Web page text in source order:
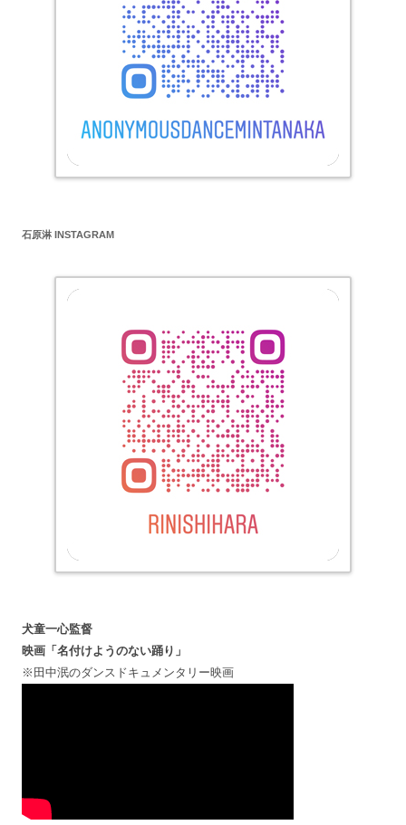
石原淋 INSTAGRAM
犬童一心監督
映画「名付けようのない踊り」
※田中泯のダンスドキュメンタリー映画